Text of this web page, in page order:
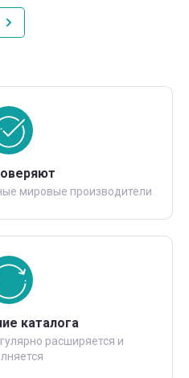
мировые производители
каталога
расширяется и